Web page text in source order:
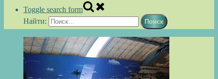
Toggle search form
Найти: